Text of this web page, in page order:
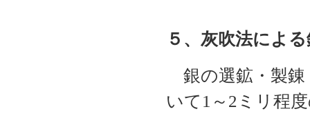
５、灰吹法によ
銀の選鉱・製錬
いて1～2ミリ程